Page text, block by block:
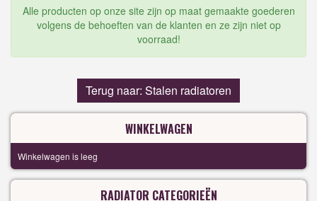
Alle producten op onze site zijn op maat gemaakte goederen
volgens de behoeften van de klanten en ze zijn niet op
voorraad!
Terug naar: Stalen radiatoren
WINKELWAGEN
Winkelwagen is leeg
RADIATOR CATEGORIEËN